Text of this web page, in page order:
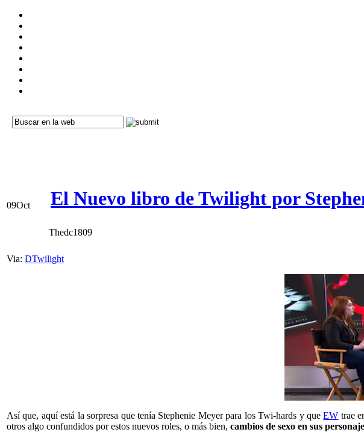
09Oct El Nuevo libro de Twilight por
Thedc1809
Via: DTwilight
Así que, aquí está la sorpresa que tenía Stephenie Meyer para los Twi-hards y queEW trae
otros algo confundidos por estos nuevos roles, o más bien, cambios de sexo en sus